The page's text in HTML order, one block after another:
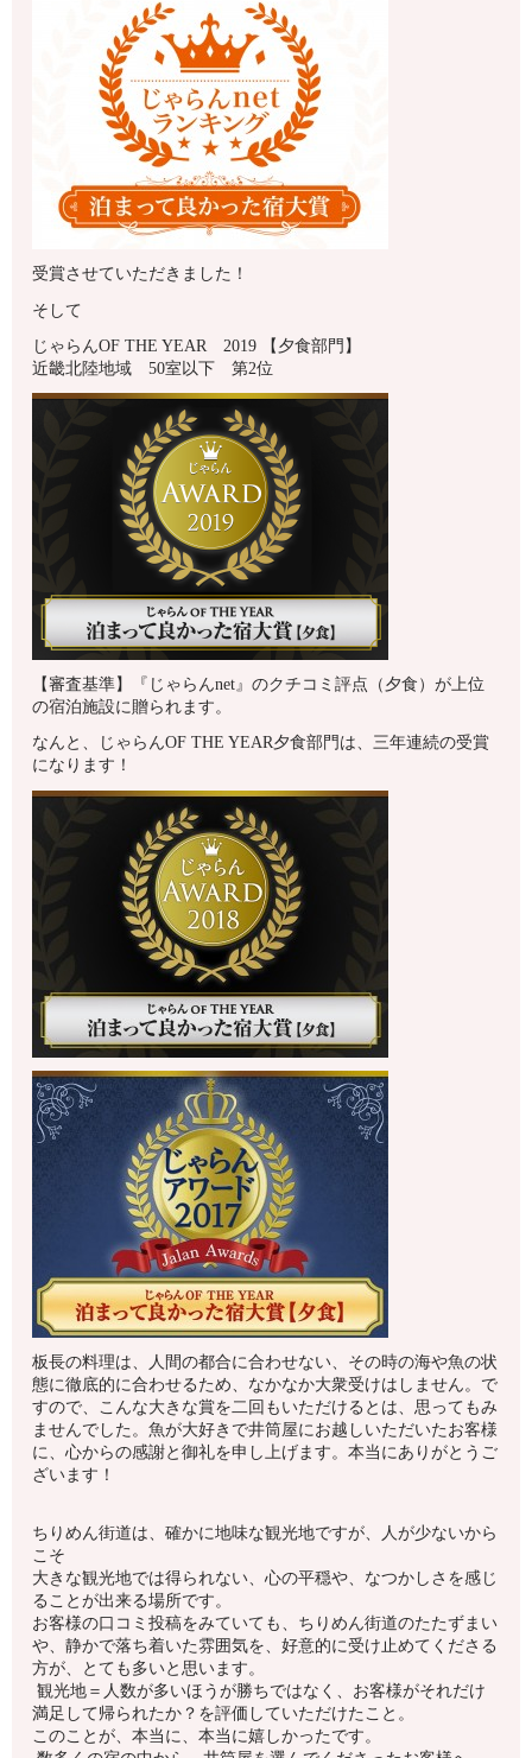
受賞させていただきました！
そして
じゃらんOF THE YEAR 2019 【夕食部門】
近畿北陸地域 50室以下 第2位
【審査基準】『じゃらんnet』のクチコミ評点（夕食）が上位
の宿泊施設に贈られます。
なんと、じゃらんOF THE YEAR夕食部門は、三年連続の受賞
になります！
板長の料理は、人間の都合に合わせない、その時の海や魚の状
態に徹底的に合わせるため、なかなか大衆受けはしません。で
すので、こんな大きな賞を二回もいただけるとは、思ってもみ
ませんでした。魚が大好きで井筒屋にお越しいただいたお客様
に、心からの感謝と御礼を申し上げます。本当にありがとうご
ざいます！
ちりめん街道は、確かに地味な観光地ですが、人が少ないから
こそ
大きな観光地では得られない、心の平穏や、なつかしさを感じ
ることが出来る場所です。
お客様の口コミ投稿をみていても、ちりめん街道のたたずまい
や、静かで落ち着いた雰囲気を、好意的に受け止めてくださる
方が、とても多いと思います。
観光地＝人数が多いほうが勝ちではなく、お客様がそれだけ
満足して帰られたか？を評価していただけたこと。
このことが、本当に、本当に嬉しかったです。